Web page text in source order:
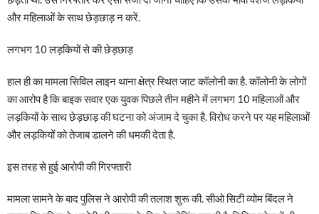
और महिलाओं के साथ छेड़छाड़ न करें.
लगभग 10 लड़कियों से की छेड़छाड़
हाल ही का मामला सिविल लाइन थाना क्षेत्र स्थित जाट कॉलोनी का है. कॉलोनी के लोगों
का आरोप है कि बाइक सवार एक युवक पिछले तीन महीने में लगभग 10 महिलाओं और
लड़कियों के साथ छेड़छाड़ की घटना को अंजाम दे चुका है. विरोध करने पर यह महिलाओं
और लड़कियों को तेजाब डालने की धमकी देता है.
इस तरह से हुई आरोपी की गिरफ्तारी
मामला सामने के बाद पुलिस ने आरोपी की तलाश शुरू की. सीओ सिटी व्योम बिंदल ने